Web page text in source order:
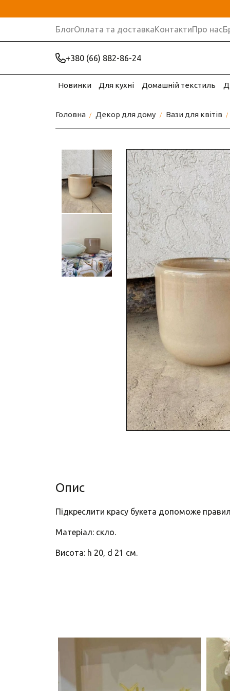
БлогОплата та доставкаКонтактиПро нас
+380 (66) 882-86-24
Новинки Для кухні Домашній текстиль
Головна Декор для дому Вази для квітів
Опис
Підкреслити красу букета допоможе
Матеріал: скло.
Висота: h 20, d 21 см.